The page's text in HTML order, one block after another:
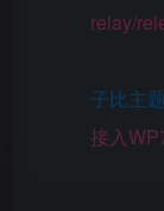
relay/
子比主
接入